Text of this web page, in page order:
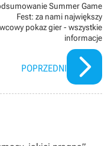
Summer Game
Fest: za nami największy
pokaz gier - wszystkie
informacje
POPRZEDNI